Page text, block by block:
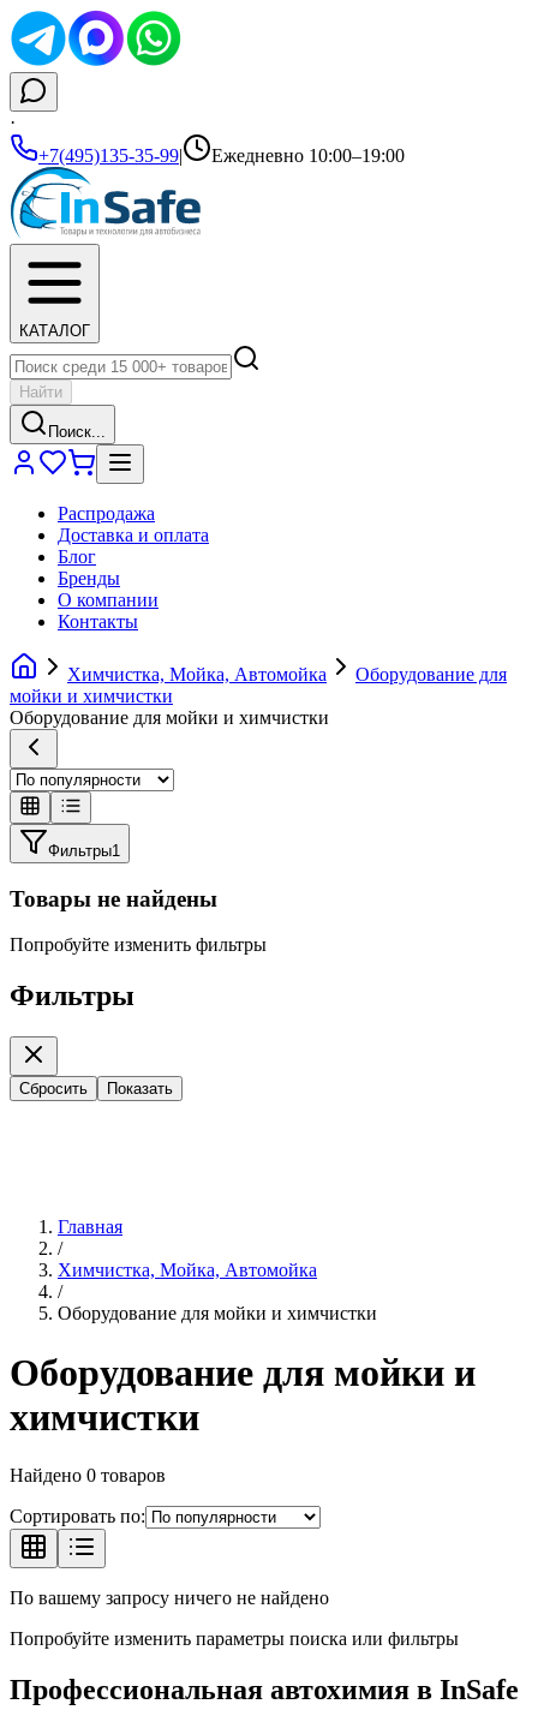
·
+7(495)135-35-99| Ежедневно 10:00–19:00
КАТАЛОГ
Найти
Поиск...
Распродажа
Доставка и оплата
Блог
Бренды
О компании
Контакты
Химчистка, Мойка, Автомойка
Оборудование для
мойки и химчистки
Оборудование для мойки и химчистки
Фильтры1
Товары не найдены
Попробуйте изменить фильтры
Фильтры
Сбросить Показать
Главная
/
Химчистка, Мойка, Автомойка
/
Оборудование для мойки и химчистки
Оборудование для мойки и
химчистки
Найдено 0 товаров
Сортировать по:
По вашему запросу ничего не найдено
Попробуйте изменить параметры поиска или фильтры
Профессиональная автохимия в InSafe